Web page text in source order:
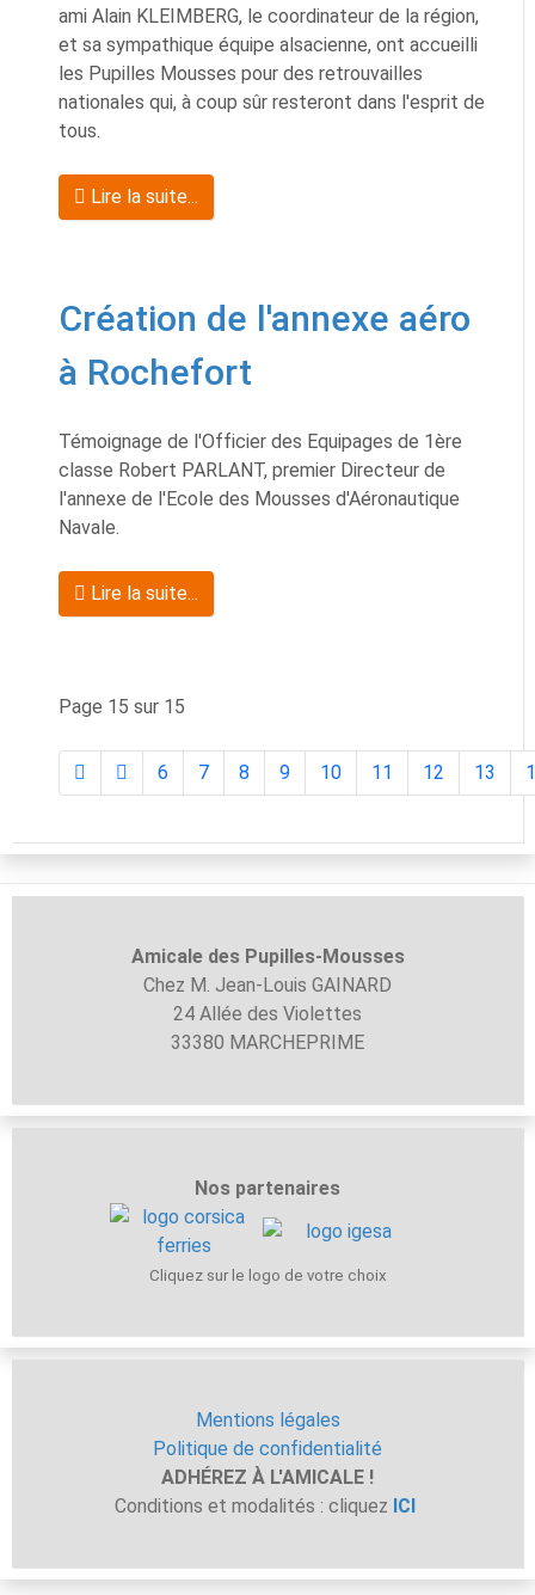
ami Alain KLEIMBERG, le coordinateur de la région,
et sa sympathique équipe alsacienne, ont accueilli
les Pupilles Mousses pour des retrouvailles
nationales qui, à coup sûr resteront dans l'esprit de
tous.
Lire la suite...
Création de l'annexe aéro
à Rochefort
Témoignage de l'Officier des Equipages de 1ère
classe Robert PARLANT, premier Directeur de
l'annexe de l'Ecole des Mousses d'Aéronautique
Navale.
Lire la suite...
Page 15 sur 15
6 7 8 9 10 11 12 13
Amicale des Pupilles-Mousses
Chez M. Jean-Louis GAINARD
24 Allée des Violettes
33380 MARCHEPRIME
Nos partenaires
Cliquez sur le logo de votre choix
Mentions légales
Politique de confidentialité
ADHÉREZ À L'AMICALE !
Conditions et modalités : cliquez ICI